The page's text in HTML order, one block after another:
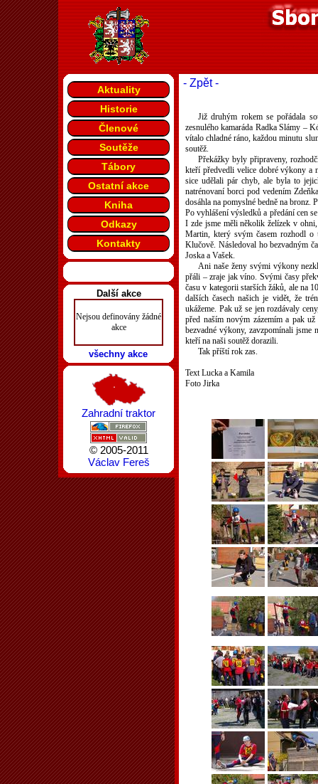
- Zpět -
Již druhým rokem se pořádala
zesnulého kamaráda Radka Slámy –
vítalo chladné ráno, každou minutu
soutěž.
Překážky byly připraveny,
kteří předvedli velice dobré výkony a
sice udělali pár chyb, ale byla to
natrénovaní borci pod vedením
dosáhla na pomyslné bedně na
Po vyhlášení výsledků a předání cen
I zde jsme měli několik želízek v
Martin, který svým časem rozhodl
Klučově. Následoval ho bezvadným
Joska a Vašek.
Ani naše ženy svými výkony
přáli – zraje jak víno. Svými časy
času v kategorii starších žáků, ale na
dalších časech našich je vidět, že
ukážeme. Pak už se jen rozdávaly
před naším novým zázemím a pak
bezvadné výkony, zavzpomínali
kteří na naši soutěž dorazili.
Tak příští rok zas.
Text Lucka a Kamila
Foto Jirka
Aktuality
Historie
Členové
Soutěže
Tábory
Ostatní akce
Kniha
Odkazy
Kontakty
Další akce
Nejsou definovány žádné
akce
všechny akce
Zahradní traktor
© 2005-2011
Václav Fereš